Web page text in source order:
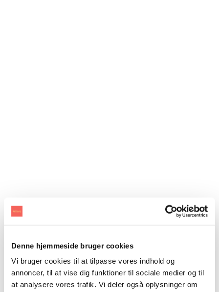
Denne hjemmeside bruger cookies
Vi bruger cookies til at tilpasse vores indhold og
annoncer, til at vise dig funktioner til sociale medier og til
at analysere vores trafik. Vi deler også oplysninger om